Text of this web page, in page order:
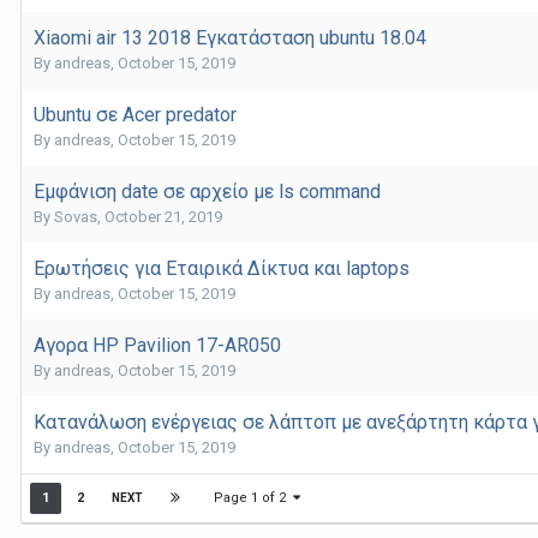
Xiaomi air 13 2018 Εγκατάσταση ubuntu 18.04
By andreas, October 15, 2019
Ubuntu σε Acer predator
By andreas, October 15, 2019
Εμφάνιση date σε αρχείο με ls command
By Sovas, October 21, 2019
Ερωτήσεις για Εταιρικά Δίκτυα και laptops
By andreas, October 15, 2019
Αγορα HP Pavilion 17-AR050
By andreas, October 15, 2019
Κατανάλωση ενέργειας σε λάπτοπ με ανεξάρτητη κάρτα
By andreas, October 15, 2019
1 2 NEXT Page 1 of 2